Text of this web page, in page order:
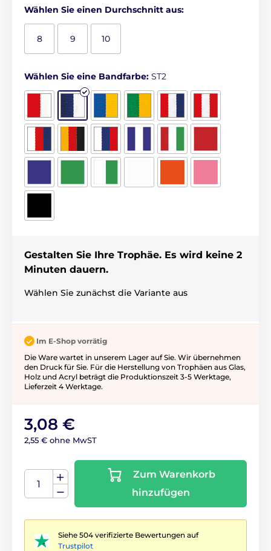
Wählen Sie einen Durchschnitt aus:
8 9 10
Wählen Sie eine Bandfarbe: ST2
Gestalten Sie Ihre Trophäe. Es wird keine 2
Minuten dauern.
Wählen Sie zunächst die Variante aus
Im E-Shop vorrätig
Die Ware wartet in unserem Lager auf Sie. Wir übernehmen
den Druck für Sie. Für die Herstellung von Trophäen aus Glas,
Holz und Acryl beträgt die Produktionszeit 3-5 ​​Werktage,
Lieferzeit 4 Werktage.
3,08 €
2,55 € ohne MwST
Zum Warenkorb
hinzufügen
Siehe 504 verifizierte Bewertungen auf
Trustpilot